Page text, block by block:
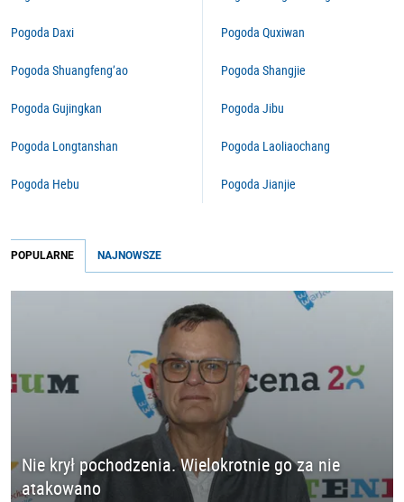
Pogoda Daxi
Pogoda Shuangfeng’ao
Pogoda Gujingkan
Pogoda Longtanshan
Pogoda Hebu
Pogoda Quxiwan
Pogoda Shangjie
Pogoda Jibu
Pogoda Laoliaochang
Pogoda Jianjie
POPULARNE NAJNOWSZE
Nie krył pochodzenia. Wielokrotnie go za nie
atakowano